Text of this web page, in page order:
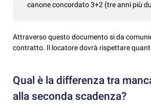
canone concordato 3+2 (tre anni più
Attraverso questo documento si da
contratto. Il locatore dovrà rispettare
Qual è la differenza tra
alla seconda scadenza?